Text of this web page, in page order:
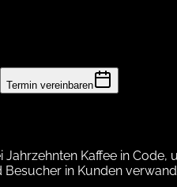
Termin vereinbaren
Kaffee in
in Kunden